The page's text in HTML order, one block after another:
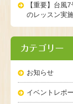
【重要】台風
のレッスン実
カテゴリー
お知らせ
イベントレポ